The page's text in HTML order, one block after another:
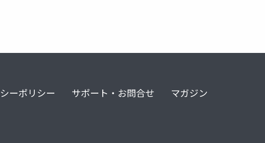
ーポリシー サポート・お問合せ マガジン